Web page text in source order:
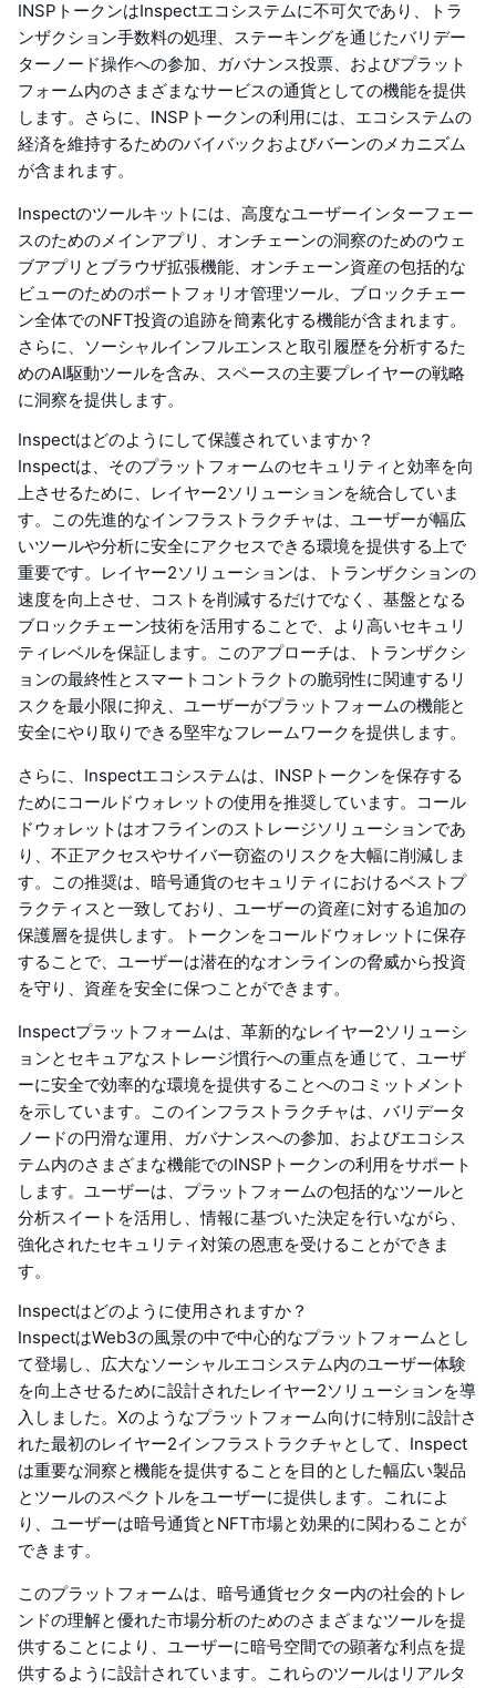
INSPトークンはInspectエコシステムに不可欠であり、トラ
ンザクション手数料の処理、ステーキングを通じたバリデー
ターノード操作への参加、ガバナンス投票、およびプラット
フォーム内のさまざまなサービスの通貨としての機能を提供
します。さらに、INSPトークンの利用には、エコシステムの
経済を維持するためのバイバックおよびバーンのメカニズム
が含まれます。
Inspectのツールキットには、高度なユーザーインターフェー
スのためのメインアプリ、オンチェーンの洞察のためのウェ
ブアプリとブラウザ拡張機能、オンチェーン資産の包括的な
ビューのためのポートフォリオ管理ツール、ブロックチェー
ン全体でのNFT投資の追跡を簡素化する機能が含まれます。
さらに、ソーシャルインフルエンスと取引履歴を分析するた
めのAI駆動ツールを含み、スペースの主要プレイヤーの戦略
に洞察を提供します。
Inspectはどのようにして保護されていますか？
Inspectは、そのプラットフォームのセキュリティと効率を向
上させるために、レイヤー2ソリューションを統合していま
す。この先進的なインフラストラクチャは、ユーザーが幅広
いツールや分析に安全にアクセスできる環境を提供する上で
重要です。レイヤー2ソリューションは、トランザクションの
速度を向上させ、コストを削減するだけでなく、基盤となる
ブロックチェーン技術を活用することで、より高いセキュリ
ティレベルを保証します。このアプローチは、トランザクシ
ョンの最終性とスマートコントラクトの脆弱性に関連するリ
スクを最小限に抑え、ユーザーがプラットフォームの機能と
安全にやり取りできる堅牢なフレームワークを提供します。
さらに、Inspectエコシステムは、INSPトークンを保存する
ためにコールドウォレットの使用を推奨しています。コール
ドウォレットはオフラインのストレージソリューションであ
り、不正アクセスやサイバー窃盗のリスクを大幅に削減しま
す。この推奨は、暗号通貨のセキュリティにおけるベストプ
ラクティスと一致しており、ユーザーの資産に対する追加の
保護層を提供します。トークンをコールドウォレットに保存
することで、ユーザーは潜在的なオンラインの脅威から投資
を守り、資産を安全に保つことができます。
Inspectプラットフォームは、革新的なレイヤー2ソリューシ
ョンとセキュアなストレージ慣行への重点を通じて、ユーザ
ーに安全で効率的な環境を提供することへのコミットメント
を示しています。このインフラストラクチャは、バリデータ
ノードの円滑な運用、ガバナンスへの参加、およびエコシス
テム内のさまざまな機能でのINSPトークンの利用をサポート
します。ユーザーは、プラットフォームの包括的なツールと
分析スイートを活用し、情報に基づいた決定を行いながら、
強化されたセキュリティ対策の恩恵を受けることができま
す。
Inspectはどのように使用されますか？
InspectはWeb3の風景の中で中心的なプラットフォームとし
て登場し、広大なソーシャルエコシステム内のユーザー体験
を向上させるために設計されたレイヤー2ソリューションを導
入しました。Xのようなプラットフォーム向けに特別に設計さ
れた最初のレイヤー2インフラストラクチャとして、Inspect
は重要な洞察と機能を提供することを目的とした幅広い製品
とツールのスペクトルをユーザーに提供します。これによ
り、ユーザーは暗号通貨とNFT市場と効果的に関わることが
できます。
このプラットフォームは、暗号通貨セクター内の社会的トレ
ンドの理解と優れた市場分析のためのさまざまなツールを提
供することにより、ユーザーに暗号空間での顕著な利点を提
供するように設計されています。これらのツールはリアルタ